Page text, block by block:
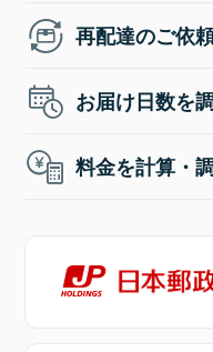
再配達のご依
お届け日数を
料金を計算・